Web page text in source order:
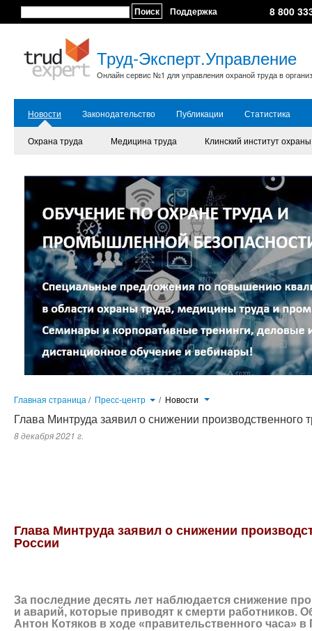
Поиск Поддержка 8 800
Труд-Эксперт.Управление
Онлайн сервис №1 для управления охраной труда в
Новости Законодательство Публикации Статистика
Охрана труда Медицина труда Клинский институт
Главная страница / Пресс-центр / Новости
Глава Минтруда заявил о снижении производственного
8 декабря 2021 г.
Глава Минтруда заявил о снижении
России
За последние десять лет наблюдается снижение
и аварий, которые приводят к смерти работников.
Антон Котяков в ходе «правительственного часа» в